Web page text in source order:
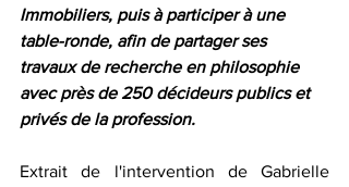
Immobiliers, puis à participer à une
table-ronde, afin de partager ses
travaux de recherche en philosophie
avec près de 250 décideurs publics et
privés de la profession.
Extrait de l'intervention de Gabrielle